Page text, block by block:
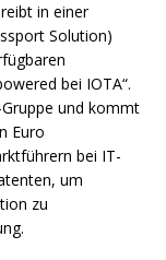
in einer
Solution)
bei IOTA“.
und kommt
Euro
bei IT-
um
zu